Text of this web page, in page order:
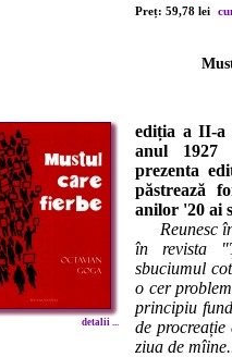
Preț: 59,78 lei
detalii ...
ediția a II-a
anul
prezenta
păstrează
anilor '20 ai
Reunesc
în revista
sbuciumul
o cer
principiu
de
ziua de